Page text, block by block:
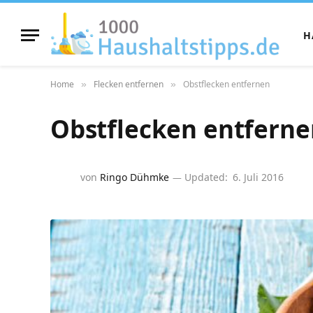
Home » Flecken entfernen » Obstflecken entfernen
Obstflecken
von Ringo Dühmke Updated: 6. Juli 2016